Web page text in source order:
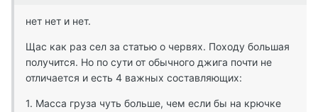
нет нет и нет.
Щас как раз сел за статью о червях. Походу большая
получится. Но по сути от обычного джига почти не
отличается и есть 4 важных составляющих:
1. Масса груза чуть больше, чем если бы на крючке